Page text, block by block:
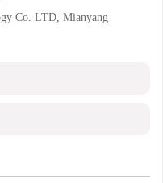
Co. LTD, Mianyang